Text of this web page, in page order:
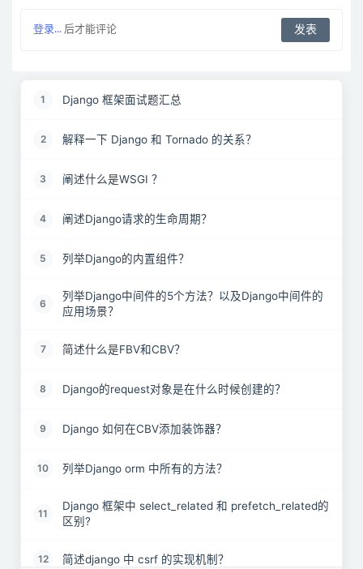
登录... 后才能评论
1 Django 框架面试题汇总
2 解释一下 Django 和 Tornado 的关系？
3 阐述什么是WSGI ？
4 阐述Django请求的生命周期？
5 列举Django的内置组件？
6
列举Django中间件的5个方法？以及Django中间件的
应用场景？
7 简述什么是FBV和CBV？
8 Django的request对象是在什么时候创建的？
9 Django 如何在CBV添加装饰器？
10 列举Django orm 中所有的方法？
11
Django 框架中 select_related 和 prefetch_related的
区别?
12 简述django 中 csrf 的实现机制？